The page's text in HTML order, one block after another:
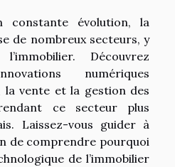
constante évolution, la
de nombreux secteurs, y
Découvrez
numériques
la vente et la gestion des
ce secteur plus
Laissez-vous guider à
de comprendre pourquoi
de l’immobilier